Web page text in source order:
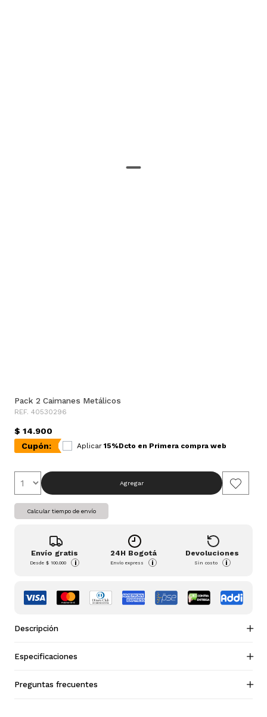
Pack 2 Caimanes Metálicos
REF. 40530296
$ 14.900
Cupón:
Aplicar 15%Dcto en Primera compra web
Agregar
Calcular tiempo de envío
Envío gratis
Desde$ 100.000 i
24H Bogotá
Envío express i
Devoluciones
Sin costo i
Descripción
Especificaciones
Preguntas frecuentes